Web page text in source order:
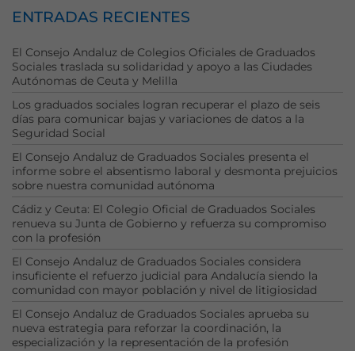
ENTRADAS RECIENTES
El Consejo Andaluz de Colegios Oficiales de Graduados
Sociales traslada su solidaridad y apoyo a las Ciudades
Autónomas de Ceuta y Melilla
Los graduados sociales logran recuperar el plazo de seis
días para comunicar bajas y variaciones de datos a la
Seguridad Social
El Consejo Andaluz de Graduados Sociales presenta el
informe sobre el absentismo laboral y desmonta prejuicios
sobre nuestra comunidad autónoma
Cádiz y Ceuta: El Colegio Oficial de Graduados Sociales
renueva su Junta de Gobierno y refuerza su compromiso
con la profesión
El Consejo Andaluz de Graduados Sociales considera
insuficiente el refuerzo judicial para Andalucía siendo la
comunidad con mayor población y nivel de litigiosidad
El Consejo Andaluz de Graduados Sociales aprueba su
nueva estrategia para reforzar la coordinación, la
especialización y la representación de la profesión
Necesarias